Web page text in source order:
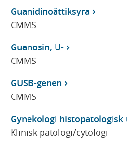
Guanidinoättiksyra
CMMS
Guanosin, U-
CMMS
GUSB-genen
CMMS
Gynekologi histopatologisk
Klinisk patologi/cytologi